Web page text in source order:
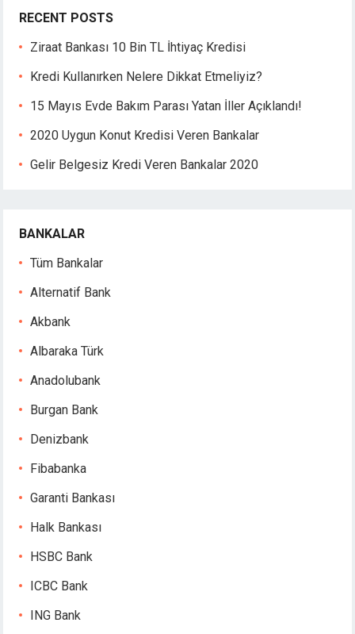
panel
panel
panel
panel
panel
panel
panel
panel
panel
panel
panel
panel
panel
oku
Panel
Panel
Panel
Panel
Panel
Panel
RECENT POSTS
Ziraat Bankası 10 Bin TL İhtiyaç Kredisi
Kredi Kullanırken Nelere Dikkat Etmeliyiz?
15 Mayıs Evde Bakım Parası Yatan İller Açıklandı!
2020 Uygun Konut Kredisi Veren Bankalar
Gelir Belgesiz Kredi Veren Bankalar 2020
BANKALAR
Tüm Bankalar
Alternatif Bank
Akbank
Albaraka Türk
Anadolubank
Burgan Bank
Denizbank
Fibabanka
Garanti Bankası
Halk Bankası
HSBC Bank
ICBC Bank
ING Bank